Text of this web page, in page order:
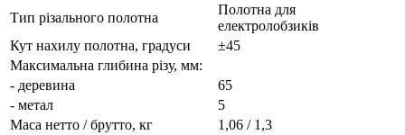
Тип різального полотна
Полотна для
електролобзиків
Кут нахилу полотна, градуси
±45
Максимальна глибина різу, мм:
- деревина
65
- метал
5
Маса нетто / брутто, кг
1,06 / 1,3